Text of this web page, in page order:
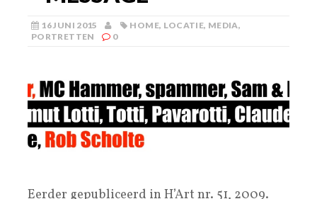
16 JUNI 2015 HOME, LOCATIE, MEDIA,
PORTRETTEN
0
Eerder gepubliceerd in H’Art nr. 51, 2009.